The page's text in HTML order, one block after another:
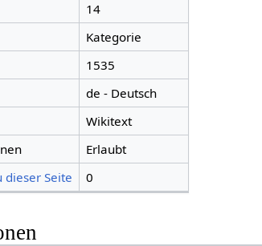
14
Kategorie
1535
de - Deutsch
Wikitext
Erlaubt
dieser Seite
0